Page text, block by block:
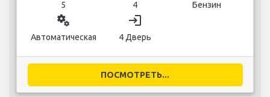
5 4 Бензин
miscellaneous_services
Автоматическая
login
4 Дверь
ПОСМОТРЕТЬ...